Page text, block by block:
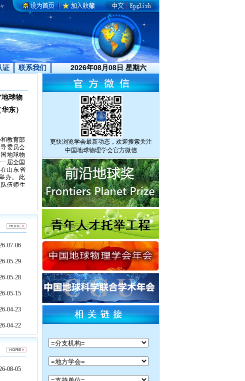
证 联系我们 2026年08月08日 星期六
球物
东）
教育部
委员会
地球物
届全国
山东省
办。 此
伍师生
07-06
05-29
05-28
05-15
04-23
04-22
08-05
更快浏览学会最新动态，欢迎搜索关注
中国地球物理学会官方微信